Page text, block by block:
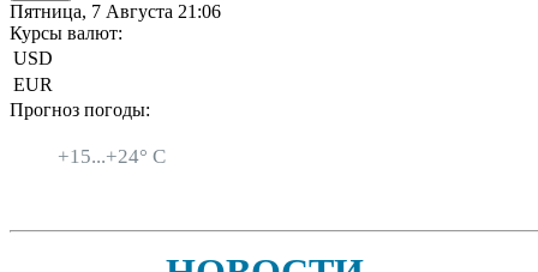
Пятница, 7 Августа 21:06
Курсы валют:
USD
EUR
Прогноз погоды:
+15...+24° C